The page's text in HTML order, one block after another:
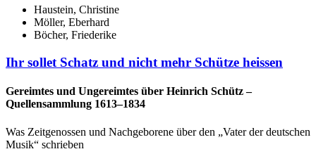
Haustein, Christine
Möller, Eberhard
Böcher, Friederike
Ihr sollet Schatz und nicht mehr Schütze heissen
Gereimtes und Ungereimtes über Heinrich Schütz –
Quellensammlung 1613–1834
Was Zeitgenossen und Nachgeborene über den „Vater der deutschen
Musik“ schrieben